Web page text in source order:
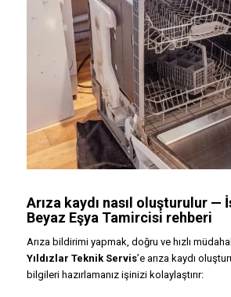
Arıza kaydı nasıl oluşturulur —
Beyaz Eşya Tamircisi rehberi
Arıza bildirimi yapmak, doğru ve hızlı
Yıldızlar Teknik Servis’e arıza kaydı
bilgileri hazırlamanız işinizi kolaylaştırır: